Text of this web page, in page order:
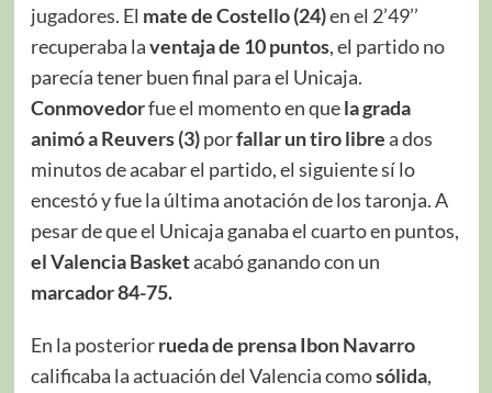
jugadores. El mate de Costello (24)en el 2’49’’
recuperaba laventaja de 10 puntos, el partido no
parecía tener buen final para el Unicaja.
Conmovedorfue el momento en quela grada
animó a Reuvers (3)porfallar un tiro librea dos
minutos de acabar el partido, el siguiente sí lo
encestó y fue la última anotación de los taronja. A
pesar de que el Unicaja ganaba el cuarto en puntos,
el Valencia Basketacabó ganando con un
marcador 84-75.
En la posteriorrueda de prensa Ibon Navarro
calificaba la actuación del Valencia comosólida,